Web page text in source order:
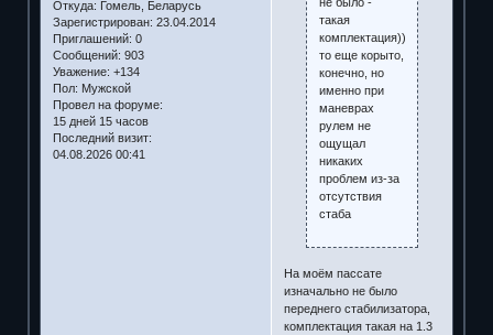
Откуда: Гомель, Беларусь
Зарегистрирован: 23.04.2014
Приглашений: 0
Сообщений: 903
Уважение: +134
Пол: Мужской
Провел на форуме:
15 дней 15 часов
Последний визит:
04.08.2026 00:41
такая
комплектация))
то еще корыто,
конечно, но
именно при
маневрах
рулем не
ощущал
никаких
проблем из-за
отсутствия
стаба
На моём пассате
изначально не было
переднего стабилизатора,
комплектация такая на 1.3